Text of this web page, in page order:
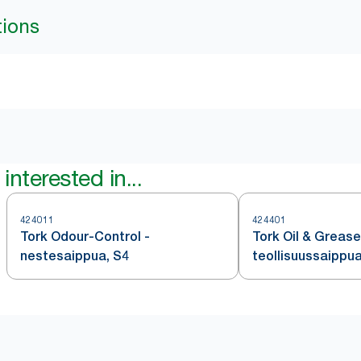
in...
424011
Tork Odour-Control -
nestesaippua, S4
424401
Tork Oil &